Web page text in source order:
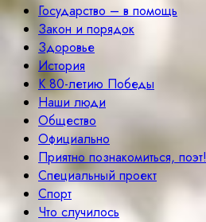
Государство – в помощь
Закон и порядок
Здоровье
История
К 80-летию Победы
Наши люди
Общество
Официально
Приятно познакомиться, поэт!
Специальный проект
Спорт
Что случилось